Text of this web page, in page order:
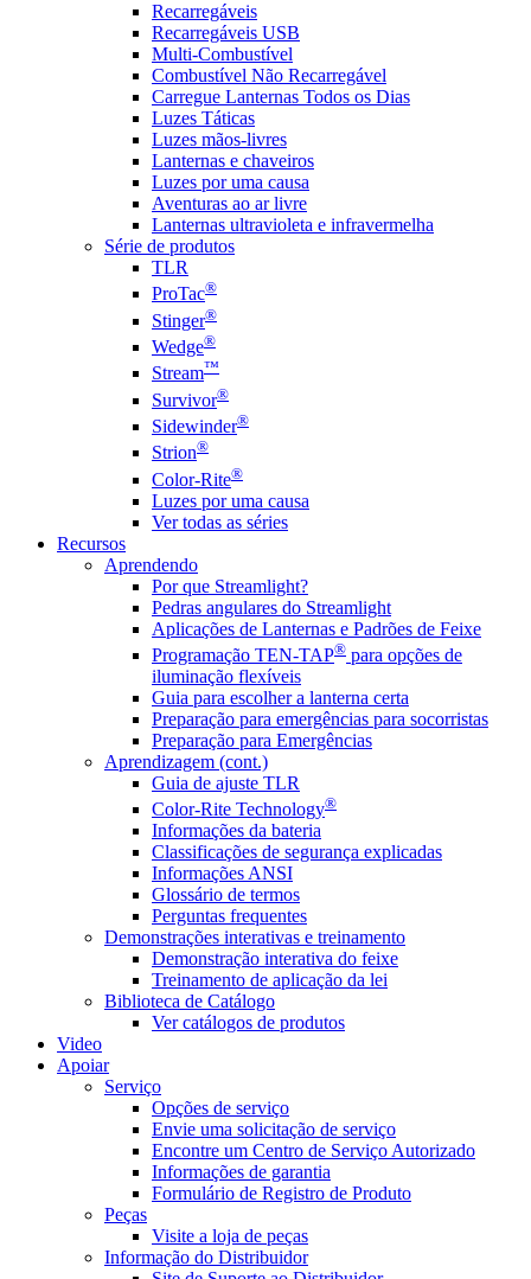
Recarregáveis
Recarregáveis USB
Multi-Combustível
Combustível Não Recarregável
Carregue Lanternas Todos os Dias
Luzes Táticas
Luzes mãos-livres
Lanternas e chaveiros
Luzes por uma causa
Aventuras ao ar livre
Lanternas ultravioleta e infravermelha
Série de produtos
TLR
ProTac®
Stinger®
Wedge®
Stream™
Survivor®
Sidewinder®
Strion®
Color-Rite®
Luzes por uma causa
Ver todas as séries
Recursos
Aprendendo
Por que Streamlight?
Pedras angulares do Streamlight
Aplicações de Lanternas e Padrões de Feixe
Programação TEN-TAP® para opções de
iluminação flexíveis
Guia para escolher a lanterna certa
Preparação para emergências para socorristas
Preparação para Emergências
Aprendizagem (cont.)
Guia de ajuste TLR
Color-Rite Technology®
Informações da bateria
Classificações de segurança explicadas
Informações ANSI
Glossário de termos
Perguntas frequentes
Demonstrações interativas e treinamento
Demonstração interativa do feixe
Treinamento de aplicação da lei
Biblioteca de Catálogo
Ver catálogos de produtos
Video
Apoiar
Serviço
Opções de serviço
Envie uma solicitação de serviço
Encontre um Centro de Serviço Autorizado
Informações de garantia
Formulário de Registro de Produto
Peças
Visite a loja de peças
Informação do Distribuidor